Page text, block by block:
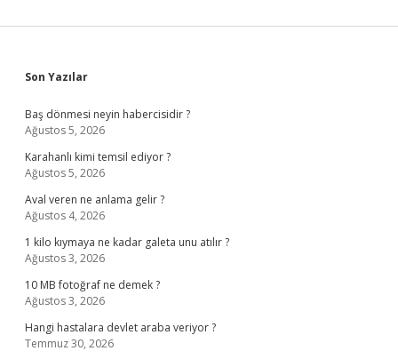
Sidebar
Son Yazılar
Baş dönmesi neyin habercisidir ?
Ağustos 5, 2026
Karahanlı kimi temsil ediyor ?
Ağustos 5, 2026
Aval veren ne anlama gelir ?
Ağustos 4, 2026
1 kilo kıymaya ne kadar galeta unu atılır ?
Ağustos 3, 2026
10 MB fotoğraf ne demek ?
Ağustos 3, 2026
Hangi hastalara devlet araba veriyor ?
Temmuz 30, 2026